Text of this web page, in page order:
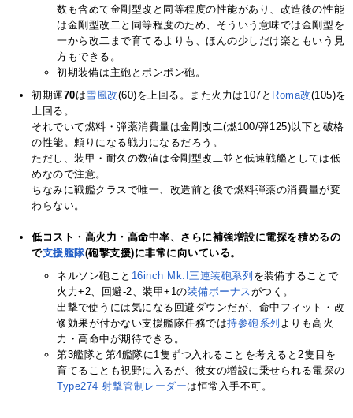
数も含めて金剛型改と同等程度の性能があり、改造後の性能
は金剛型改二と同等程度のため、そういう意味では金剛型を
一から改二まで育てるよりも、ほんの少しだけ楽ともいう見
方もできる。
初期装備は主砲とポンポン砲。
初期運70は雪風改(60)を上回る。また火力は107と Roma改(105)を
上回る。
それでいて燃料・弾薬消費量は金剛改二(燃100/弾125)以下と破格
の性能。頼りになる戦力になるだろう。
ただし、装甲・耐久の数値は金剛型改二並と低速戦艦としては低
めなので注意。
ちなみに戦艦クラスで唯一、改造前と後で燃料弾薬の消費量が変
わらない。
低コスト・高火力・高命中率、さらに補強増設に電探を積めるの
で支援艦隊(砲撃支援)に非常に向いている。
ネルソン砲こと 16inch M k.I三連装砲系列 を装備することで
火力+2、回避-2、装甲+1の装備ボーナスがつく。
出撃で使うには気になる回避ダウンだが、命中フィット・改
修効果が付かない支援艦隊任務では持参砲系列 よりも高火
力・高命中が期待できる。
第3艦隊と第4艦隊に1隻ずつ入れることを考えると2隻目を
育てることも視野に入るが、彼女の増設に乗せられる電探の
Type274 射撃管制レーダーは恒常入手不可。